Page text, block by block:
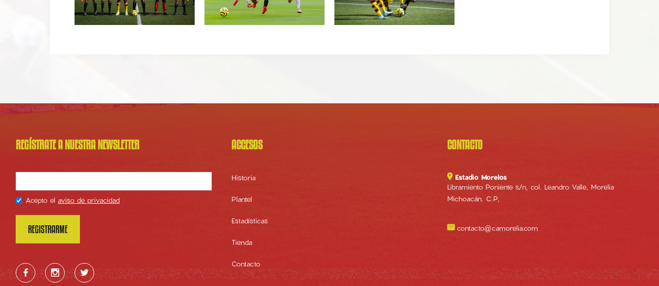
REGÍSTRATE A NUESTRA NEWSLETTER
Acepto el aviso de privacidad
  
ACCESOS
Historia
Plantel
Estadísticas
Tienda
Contacto
CONTACTO
 Estadio Morelos
Libramiento Poniente s/n, col. Leandro Valle, Morelia
Michoacán. C.P,
 contacto@camorelia.com